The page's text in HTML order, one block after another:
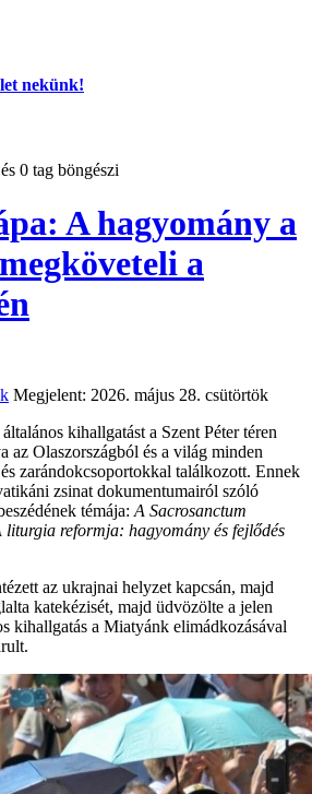
nekünk!
0 tag böngészi
A hagyomány a
a
Megjelent: 2026. május 28. csütörtök
kihallgatást a Szent Péter téren
az Olaszországból és a világ minden
zarándokcsoportokkal találkozott. Ennek
zsinat dokumentumairól szóló
témája: A Sacrosanctum
reformja: hagyomány és fejlődés
az ukrajnai helyzet kapcsán, majd
katekézisét, majd üdvözölte a jelen
kihallgatás a Miatyánk elimádkozásával